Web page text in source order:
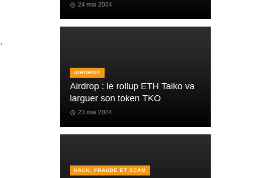
,
24 mai 2024
AIRDROP
Airdrop : le rollup ETH Taiko va
larguer son token TKO
23 mai 2024
HACK, FRAUDE ET SCAM